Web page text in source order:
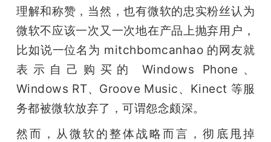
理解和称赞，当然，也有微软的忠实粉丝认为
微软不应该一次又一次地在产品上抛弃用户，
比如说一位名为 mitchbomcanhao 的网友就
表示自己购买的 Windows Phone、
Windows RT、Groove Music、Kinect 等服
务都被微软放弃了，可谓怨念颇深。
然而，从微软的整体战略而言，彻底甩掉